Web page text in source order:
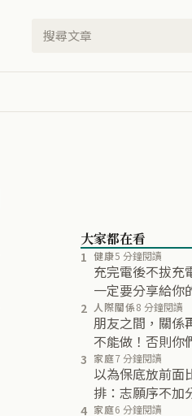
大家都在看
1 健康5 分鐘閱讀
充完電後不拔充
一定要分享給
2 人際關係8 分鐘閱讀
朋友之間，關係
不能做！否則
3 家庭7 分鐘閱讀
以為保底放前面
排：志願序不加
不再分發
4 家庭6 分鐘閱讀